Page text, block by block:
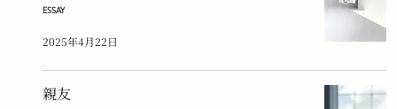
ESSAY
2025年4月22日
親友